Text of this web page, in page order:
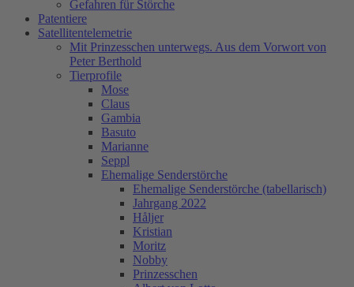
Gefahren für Störche
Patentiere
Satellitentelemetrie
Mit Prinzesschen unterwegs. Aus dem Vorwort von
Peter Berthold
Tierprofile
Mose
Claus
Gambia
Basuto
Marianne
Seppl
Ehemalige Senderstörche
Ehemalige Senderstörche (tabellarisch)
Jahrgang 2022
Håljer
Kristian
Moritz
Nobby
Prinzesschen